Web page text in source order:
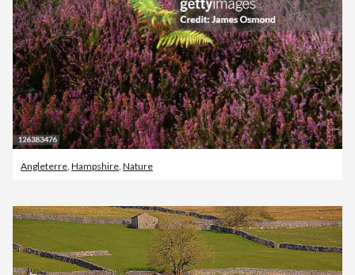
Angleterre, Hampshire, Nature